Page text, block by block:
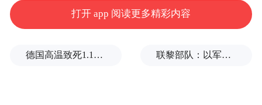
打开 app 阅读更多精彩内容
德国高温致死1.19万人，为2016年来最高纪录 联黎部队：以军单日向黎发射113枚炮弹